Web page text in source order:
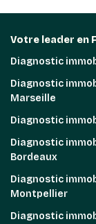
Votre leader en
Diagnostic
Diagnostic
Marseille
Diagnostic
Diagnostic
Bordeaux
Diagnostic
Montpellier
Diagnostic